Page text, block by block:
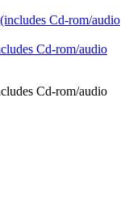
Cd-rom/audio
Cd-rom/audio